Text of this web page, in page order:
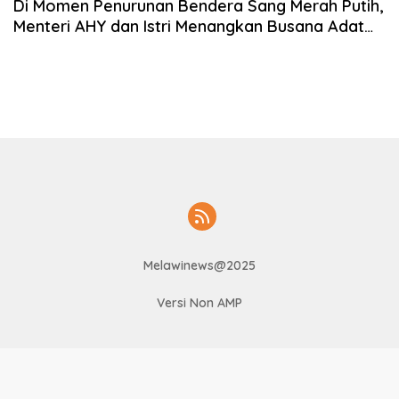
Di Momen Penurunan Bendera Sang Merah Putih,
Menteri AHY dan Istri Menangkan Busana Adat
Melawinews@2025
Versi Non AMP